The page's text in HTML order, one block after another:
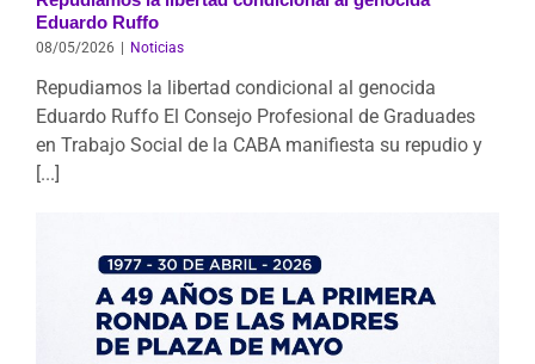
Eduardo Ruffo
08/05/2026 Noticias
Repudiamos la libertad condicional al genocida
Eduardo Ruffo El Consejo Profesional de Graduades
en Trabajo Social de la CABA manifiesta su repudio y
[...]